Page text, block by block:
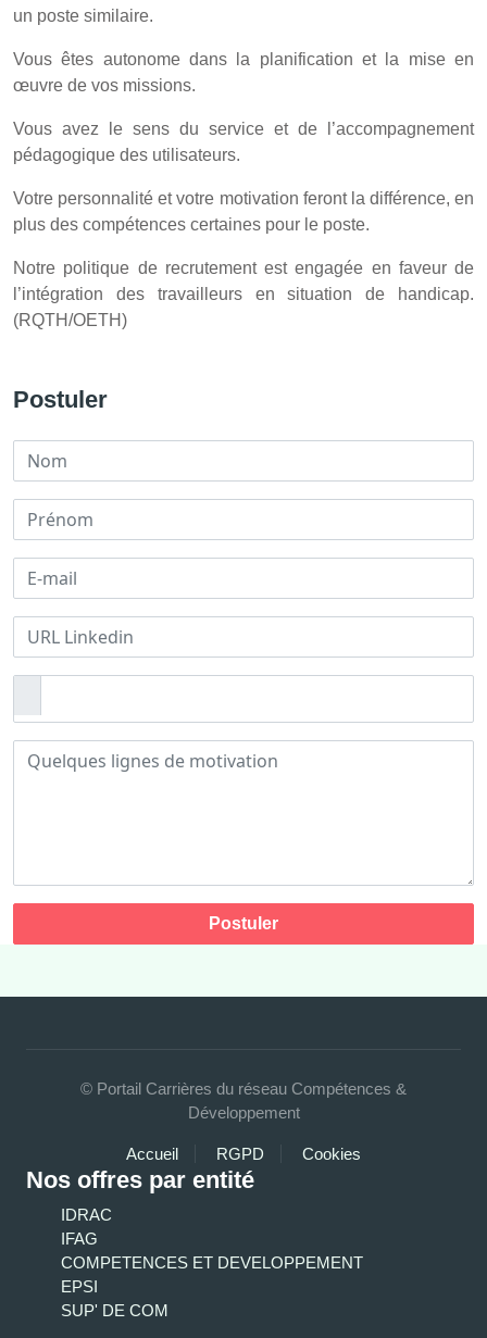
un poste similaire.
Vous êtes autonome dans la planification et la mise en
œuvre de vos missions.
Vous avez le sens du service et de l’accompagnement
pédagogique des utilisateurs.
Votre personnalité et votre motivation feront la différence, en
plus des compétences certaines pour le poste.
Notre politique de recrutement est engagée en faveur de
l’intégration des travailleurs en situation de handicap.
(RQTH/OETH)
Postuler
Postuler
© Portail Carrières du réseau Compétences &
Développement
Accueil RGPD Cookies
Nos offres par entité
IDRAC
IFAG
COMPETENCES ET DEVELOPPEMENT
EPSI
SUP' DE COM